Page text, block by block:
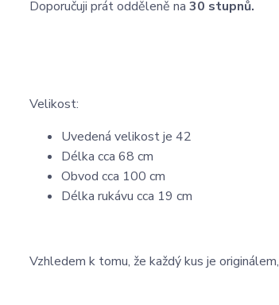
Doporučuji prát odděleně na 30 stupnů.
Velikost:
Uvedená velikost je 42
Délka cca 68 cm
Obvod cca 100 cm
Délka rukávu cca 19 cm
Vzhledem k tomu, že každý kus je originálem,